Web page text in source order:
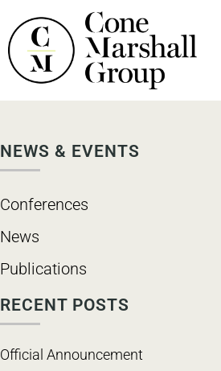
NEWS & EVENTS
Conferences
News
Publications
RECENT POSTS
Official Announcement